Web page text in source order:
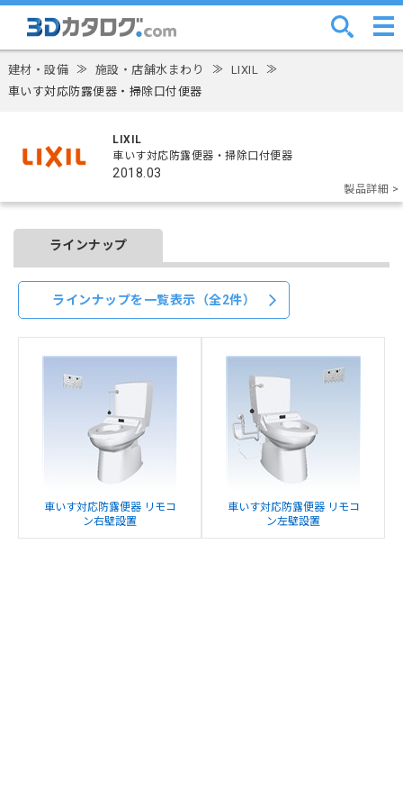
建材・設備 ≫ 施設・店舗水まわり ≫ LIXIL ≫
車いす対応防露便器・掃除口付便器
LIXIL
車いす対応防露便器・掃除口付便器
2018.03
製品詳細 >
ラインナップ
ラインナップを一覧表示（全2件）
車いす対応防露便器 リモコ
ン右壁設置
車いす対応防露便器 リモコ
ン左壁設置